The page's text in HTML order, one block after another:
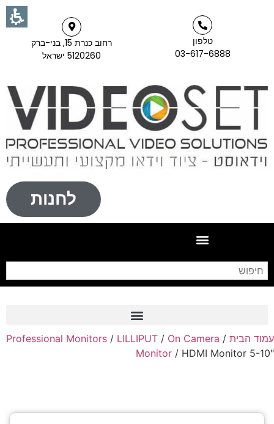
טלפון
03-617-6888
רחוב כנרת 15, בני-ברק
5120260 ישראל
לחנות
Frame Grabber
PTZ Confrence Camera
עמוד הבית /
Professional Monitors / LILLIPUT / On Camera
Monitor / HDMI Monitor 5-10″